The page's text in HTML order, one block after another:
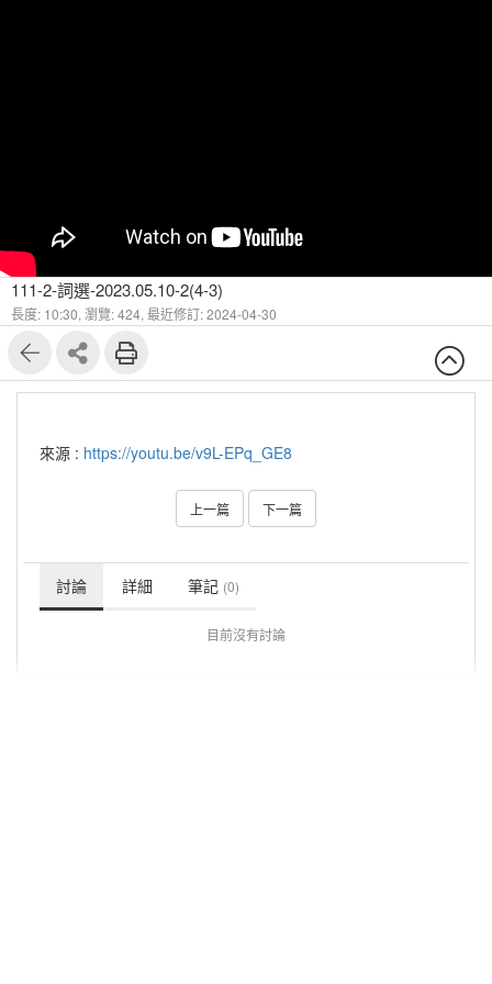
111-2-詞選-2023.05.10-2(4-3)
長度: 10:30, 瀏覽: 424, 最近修訂: 2024-04-30
來源 : https://youtu.be/v9L-EPq_GE8
上一篇 下一篇
討論 詳細 筆記 (0)
目前沒有討論